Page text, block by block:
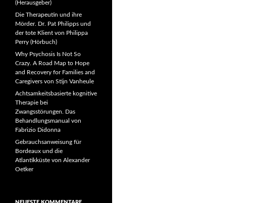
(Herausgeber)
Die Therapeutin und ihre
Mörder. Dr. Pat Philipps und
der tote Klient von Philippa
Perry (Hörbuch)
Why Psychosis Is Not So
Crazy. A Road Map to Hope
and Recovery for Families and
Caregivers von Stijn Vanheule
Achtsamkeitsbasierte kognitive
Therapie bei
Zwangsstörungen. Das
Behandlungsmanual von
Fabrizio Didonna
Gebrauchsanweisung für
Bordeaux und die
Atlantikküste von Alexander
Oetker